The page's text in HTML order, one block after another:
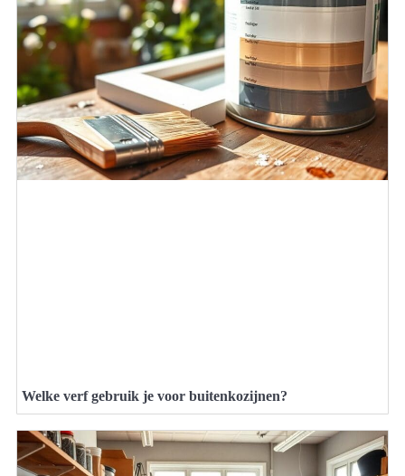
Welke verf gebruik je voor buitenkozijnen?